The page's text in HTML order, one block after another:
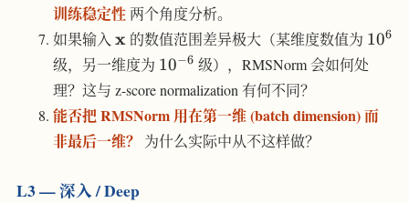
训练稳定性两个角度分析。
如果输入 \mathbf{x}
x的数值范围差异极大（某维度数值为 10^6
106
级，另一维度为 10^{-6}
10−6 级），RMSNorm 会如何处
理？这与 z-score normalization 有何不同？
能否把 RMSNorm 用在第一维 (batch dimension) 而
非最后一维？
为什么实际中从不这样做？
L3 — 深入 / Deep